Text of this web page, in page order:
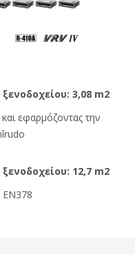
3,08 m2
εφαρμόζοντας την
12,7 m2